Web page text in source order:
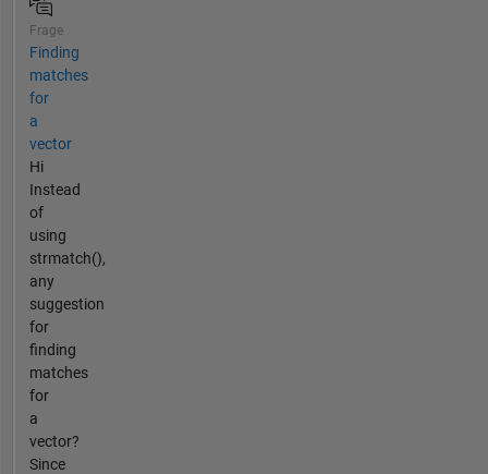
Frage
Finding
matches
for
a
vector
Hi
Instead
of
using
strmatch(),
any
suggestion
for
finding
matches
for
a
vector?
Since